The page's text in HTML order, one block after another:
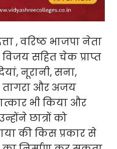
, वरिष्ठ भाजपा नेता
सहित चेक प्राप्त
नूरानी, सना,
तागरा और अजय
भी किया और
छात्रों को
की किस प्रकार से